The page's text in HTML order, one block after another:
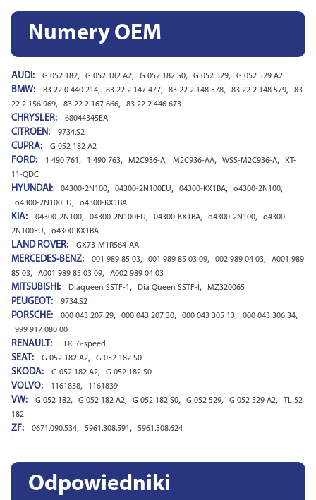
Numery OEM
AUDI: G 052 182, G 052 182 A2, G 052 182 S0, G 052 529, G 052 529 A2
BMW: 83 22 0 440 214, 83 22 2 147 477, 83 22 2 148 578, 83 22 2 148 579,
83
22 2 156 969, 83 22 2 167 666, 83 22 2 446 673
CHRYSLER: 68044345EA
CITROEN: 9734.S2
CUPRA: G 052 182 A2
FORD: 1 490 761 , 1 490 763, M2C936-A, M2C936-AA, WSS-M2C936-A,
XT-
11-QDC
HYUNDAI: 04300-2N100, 04300-2N100EU, 04300-KX1BA, o4300-2N100,
o4300-2N100EU, o4300-KX1BA
KIA: 04300-2N100, 04300-2N100EU, 04300-KX1BA, o4300-2N100,
o4300-
2N100EU, o4300-KX1BA
LAND ROVER: GX73-M1R564-AA
MERCEDES-BENZ: 001 989 85 03, 001 989 85 03 09, 002 989 04 03,
A001 989
85 03, A001 989 85 03 09, A002 989 04 03
MITSUBISHI: Diaqueen SSTF-1 , Dia Queen SSTF-I , MZ320065
PEUGEOT: 9734.S2
PORSCHE: 000 043 207 29, 000 043 207 30, 000 043 305 13, 000 043 306 34,
999 917 080 00
RENAULT: EDC 6-speed
SEAT: G 052 182 A2, G 052 182 S0
SKODA: G 052 182 A2, G 052 182 S0
VOLVO: 1161838, 1161839
VW: G 052 182, G 052 182 A2, G 052 182 S0, G 052 529, G 052 529 A2,
TL 52
182
ZF: 0671.090.534, 5961.308.591 , 5961.308.624
Odpowiedniki